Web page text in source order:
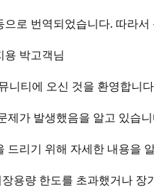
으로 번역되었습니다. 따라
용 박고객님
니티에 오신 것을 환영합니
제가 발생했음을 알고 있습
드리기 위해 자세한 내용을
용량 한도를 초과했거나